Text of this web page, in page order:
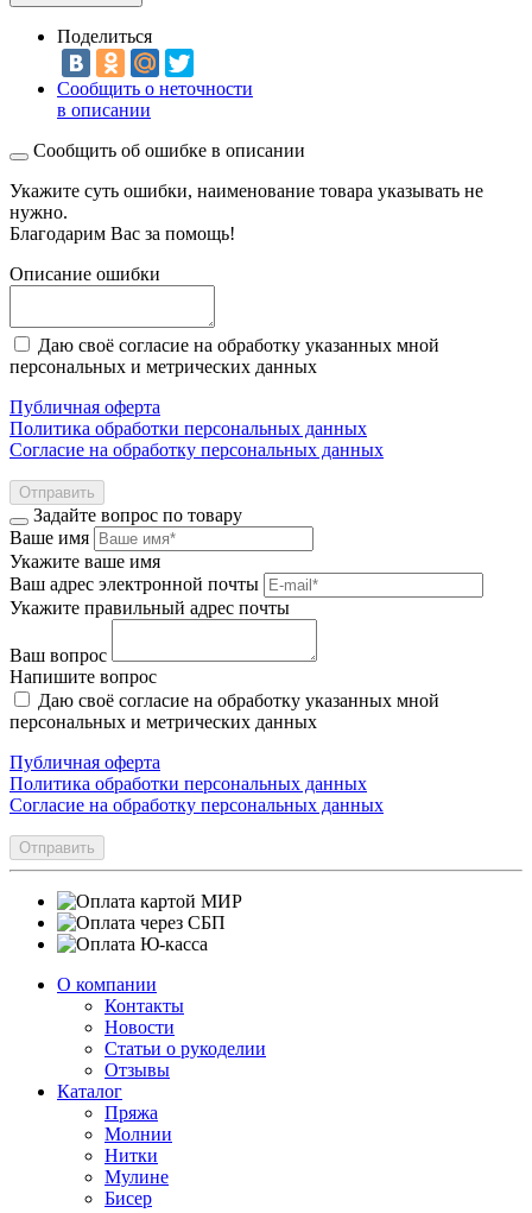
Поделиться
Сообщить о неточности
в описании
Сообщить об ошибке в описании
Укажите суть ошибки, наименование товара указывать не
нужно.
Благодарим Вас за помощь!
Описание ошибки
Даю своё согласие на обработку указанных мной
персональных и метрических данных
Публичная оферта
Политика обработки персональных данных
Согласие на обработку персональных данных
Отправить
Задайте вопрос по товару
Ваше имя
Укажите ваше имя
Ваш адрес электронной почты
Укажите правильный адрес почты
Ваш вопрос
Напишите вопрос
Даю своё согласие на обработку указанных мной
персональных и метрических данных
Публичная оферта
Политика обработки персональных данных
Согласие на обработку персональных данных
Отправить
О компании
Контакты
Новости
Статьи о рукоделии
Отзывы
Каталог
Пряжа
Молнии
Нитки
Мулине
Бисер